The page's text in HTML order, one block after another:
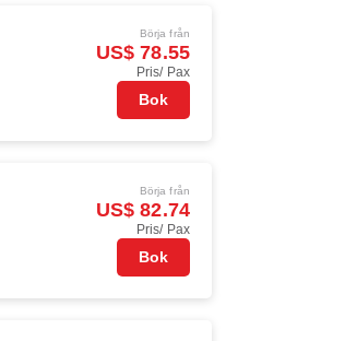
Börja från
US$ 78.55
Pris/ Pax
Bok
Börja från
US$ 82.74
Pris/ Pax
Bok